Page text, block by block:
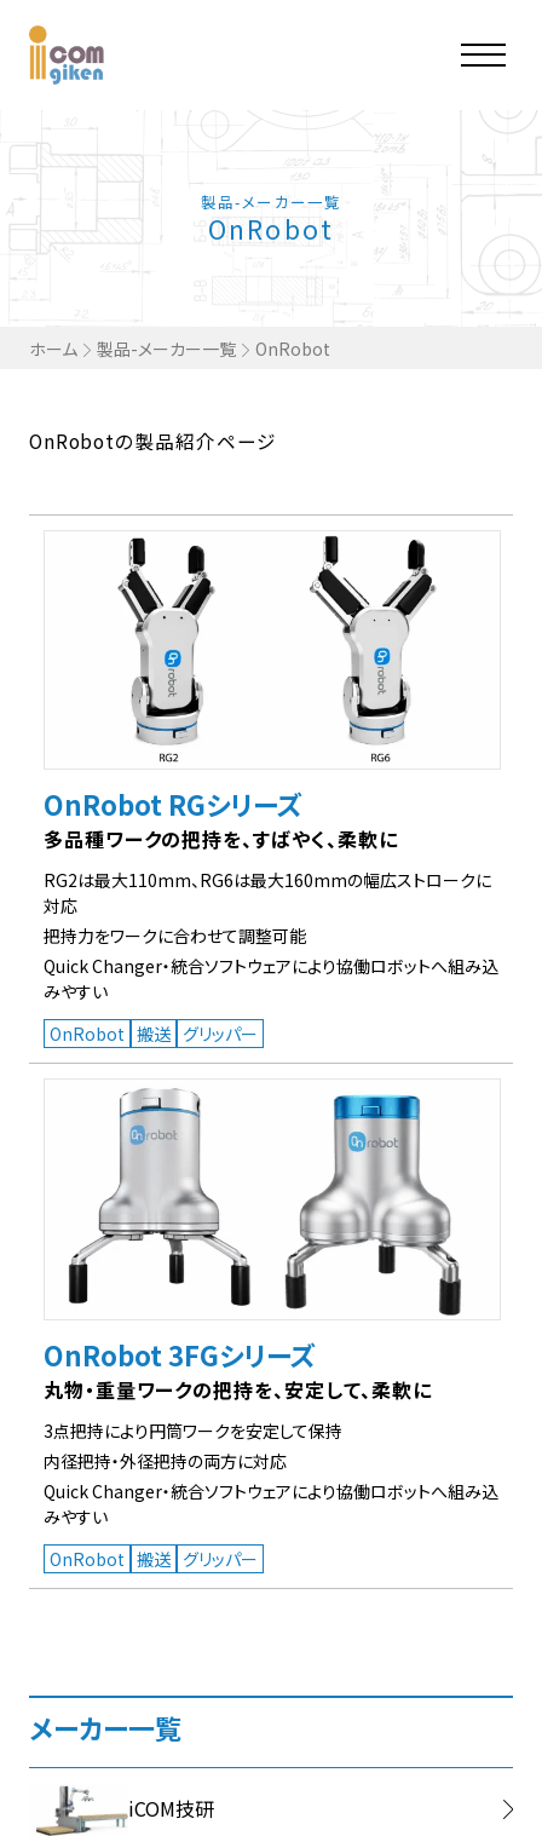
製品-メーカー一覧
OnRobot
ホーム 製品-メーカー一覧 OnRobot
OnRobotの製品紹介ページ
OnRobot RGシリーズ
多品種ワークの把持を、すばやく、柔軟に
RG2は最大110mm、RG6は最大160mmの幅広ストロークに
対応
把持力をワークに合わせて調整可能
Quick Changer・統合ソフトウェアにより協働ロボットへ組み込
みやすい
OnRobot 搬送 グリッパー
OnRobot 3FGシリーズ
丸物・重量ワークの把持を、安定して、柔軟に
3点把持により円筒ワークを安定して保持
内径把持・外径把持の両方に対応
Quick Changer・統合ソフトウェアにより協働ロボットへ組み込
みやすい
OnRobot 搬送 グリッパー
メーカー一覧
iCOM技研